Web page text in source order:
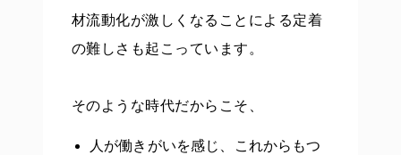
材流動化が激しくなることによる定着
の難しさも起こっています。
そのような時代だからこそ、
人が働きがいを感じ、これからもつ